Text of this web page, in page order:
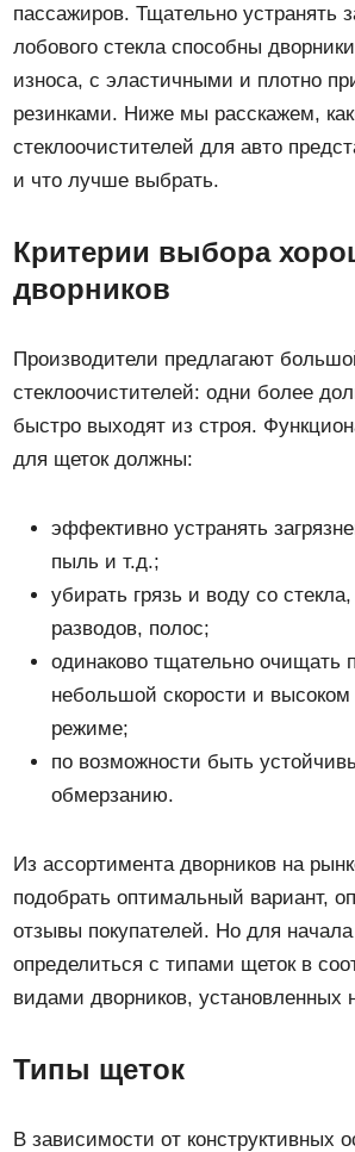
пассажиров. Тщательно устранять
лобового стекла способны
износа, с эластичными и плотно
резинками. Ниже мы расскажем,
стеклоочистителей для авто
и что лучше выбрать.
Критерии выбора
дворников
Производители предлагают
стеклоочистителей: одни более
быстро выходят из строя.
для щеток должны:
эффективно устранять
пыль и т.д.;
убирать грязь и воду со
разводов, полос;
одинаково тщательно очищать
небольшой скорости и высоком
режиме;
по возможности быть
обмерзанию.
Из ассортимента дворников на
подобрать оптимальный вариант,
отзывы покупателей. Но для
определиться с типами щеток в
видами дворников, установленных
Типы щеток
В зависимости от конструктивных